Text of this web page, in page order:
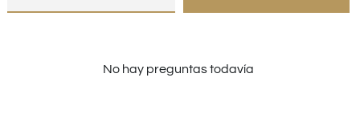
No hay preguntas todavía